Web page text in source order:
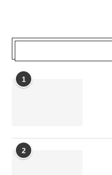
1
2